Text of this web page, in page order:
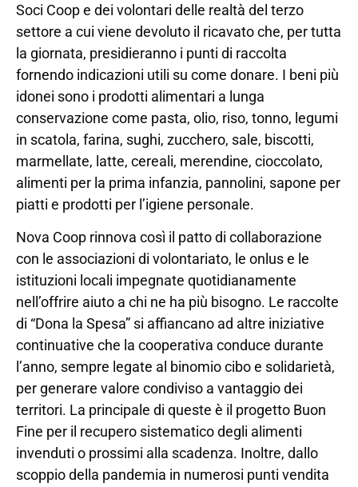
Soci Coop e dei volontari delle realtà del terzo
settore a cui viene devoluto il ricavato che, per tutta
la giornata, presidieranno i punti di raccolta
fornendo indicazioni utili su come donare. I beni più
idonei sono i prodotti alimentari a lunga
conservazione come pasta, olio, riso, tonno, legumi
in scatola, farina, sughi, zucchero, sale, biscotti,
marmellate, latte, cereali, merendine, cioccolato,
alimenti per la prima infanzia, pannolini, sapone per
piatti e prodotti per l’igiene personale.
Nova Coop rinnova così il patto di collaborazione
con le associazioni di volontariato, le onlus e le
istituzioni locali impegnate quotidianamente
nell’offrire aiuto a chi ne ha più bisogno. Le raccolte
di “Dona la Spesa” si affiancano ad altre iniziative
continuative che la cooperativa conduce durante
l’anno, sempre legate al binomio cibo e solidarietà,
per generare valore condiviso a vantaggio dei
territori. La principale di queste è il progetto Buon
Fine per il recupero sistematico degli alimenti
invenduti o prossimi alla scadenza. Inoltre, dallo
scoppio della pandemia in numerosi punti vendita